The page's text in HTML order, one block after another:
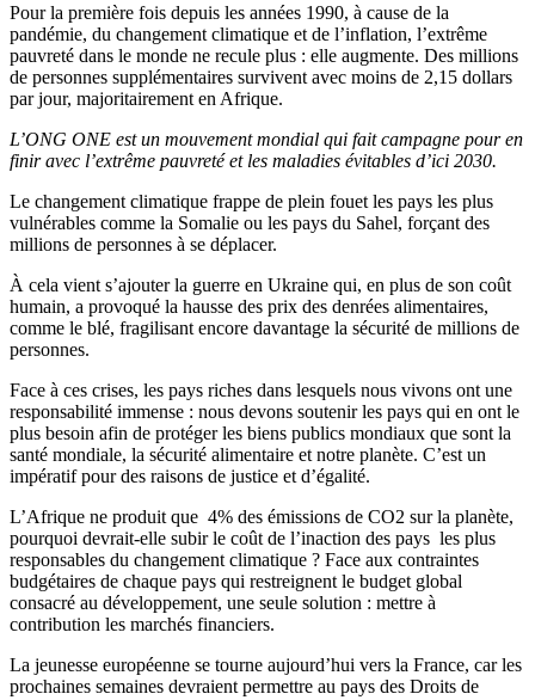
Pour la première fois depuis les années 1990, à cause de la
pandémie, du changement climatique et de l’inflation, l’extrême
pauvreté dans le monde ne recule plus : elle augmente. Des millions
de personnes supplémentaires survivent avec moins de 2,15 dollars
par jour, majoritairement en Afrique.
L’ONG ONE est un mouvement mondial qui fait campagne pour en
finir avec l’extrême pauvreté et les maladies évitables d’ici 2030.
Le changement climatique frappe de plein fouet les pays les plus
vulnérables comme la Somalie ou les pays du Sahel, forçant des
millions de personnes à se déplacer.
À cela vient s’ajouter la guerre en Ukraine qui, en plus de son coût
humain, a provoqué la hausse des prix des denrées alimentaires,
comme le blé, fragilisant encore davantage la sécurité de millions de
personnes.
Face à ces crises, les pays riches dans lesquels nous vivons ont une
responsabilité immense : nous devons soutenir les pays qui en ont le
plus besoin afin de protéger les biens publics mondiaux que sont la
santé mondiale, la sécurité alimentaire et notre planète. C’est un
impératif pour des raisons de justice et d’égalité.
L’Afrique ne produit que 4% des émissions de CO2 sur la planète,
pourquoi devrait-elle subir le coût de l’inaction des pays les plus
responsables du changement climatique ? Face aux contraintes
budgétaires de chaque pays qui restreignent le budget global
consacré au développement, une seule solution : mettre à
contribution les marchés financiers.
La jeunesse européenne se tourne aujourd’hui vers la France, car les
prochaines semaines devraient permettre au pays des Droits de